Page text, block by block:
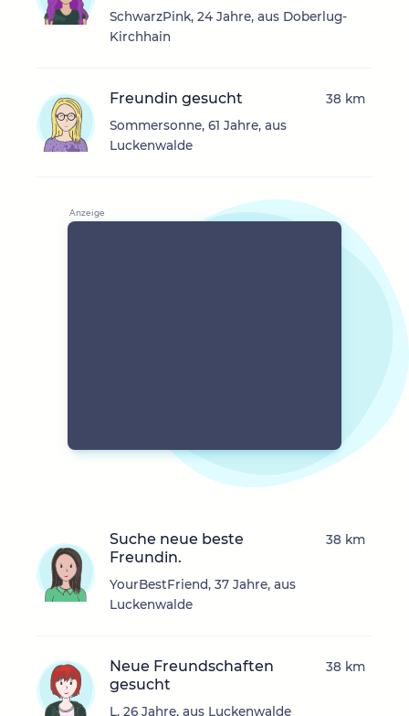
SchwarzPink, 24 Jahre, aus Doberlug-
Kirchhain
Freundin gesucht
Sommersonne, 61 Jahre, aus
Luckenwalde
38 km
Suche neue beste
Freundin.
YourBestFriend, 37 Jahre, aus
Luckenwalde
38 km
Neue Freundschaften
gesucht
L, 26 Jahre, aus Luckenwalde
38 km